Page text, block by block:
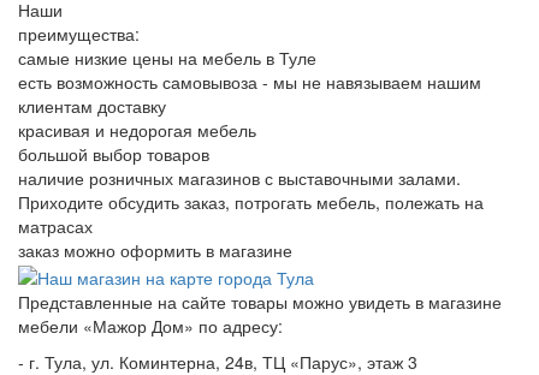
Наши
преимущества:
самые низкие цены на мебель в Туле
есть возможность самовывоза - мы не навязываем нашим
клиентам доставку
красивая и недорогая мебель
большой выбор товаров
наличие розничных магазинов с выставочными залами.
Приходите обсудить заказ, потрогать мебель, полежать на
матрасах
заказ можно оформить в магазине
Представленные на сайте товары можно увидеть в магазине
мебели «Мажор Дом» по адресу:
- г. Тула, ул. Коминтерна, 24в, ТЦ «Парус», этаж 3